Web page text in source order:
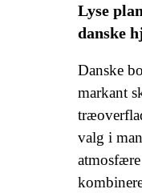
Lyse
danske
Danske
markant
valg i